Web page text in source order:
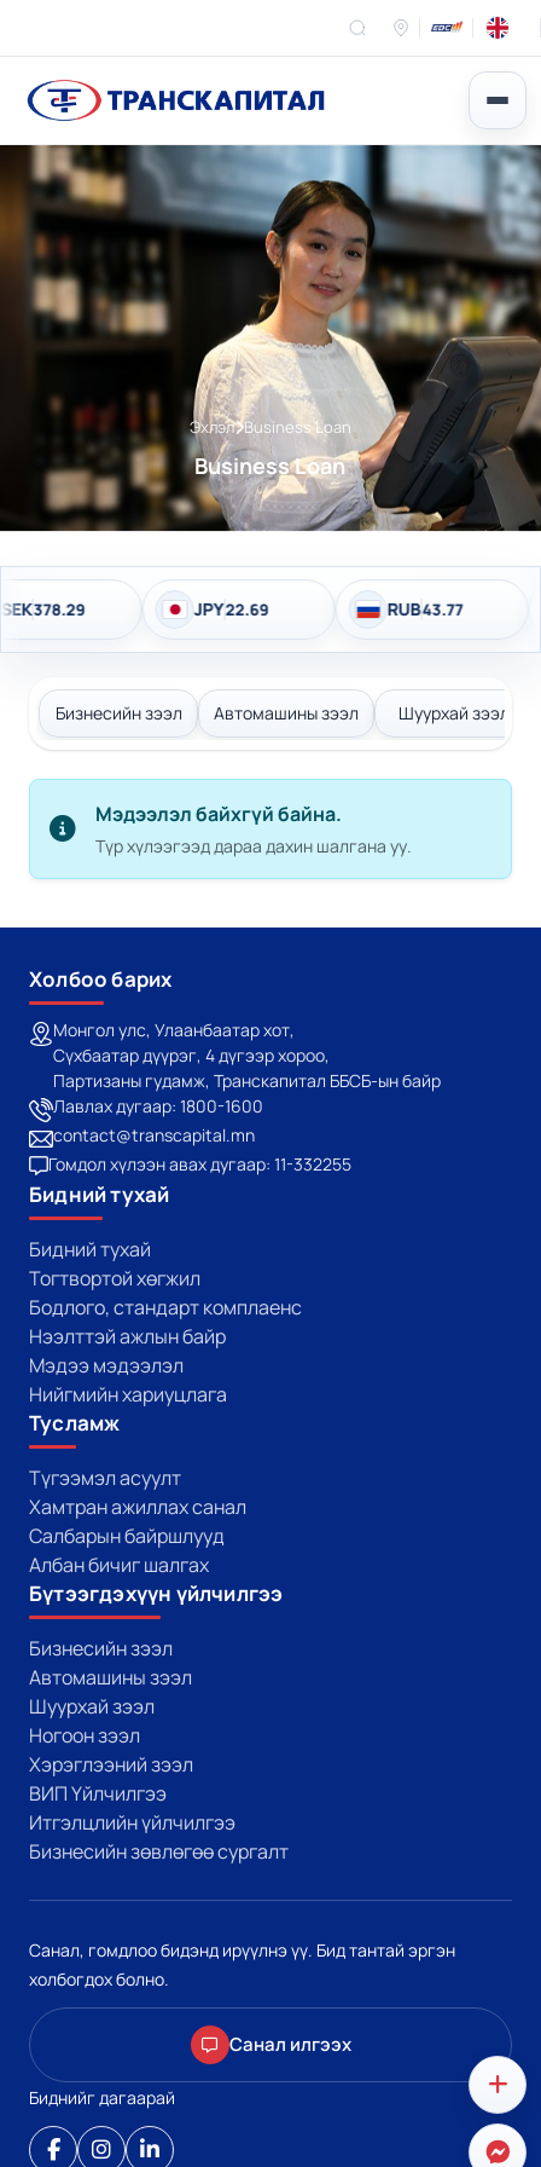
Эхлэл Business Loan
Business Loan
JPY 22.69 RUB43.77
Бизнесийн зээл Автомашины зээл Шуурхай зээл
Мэдээлэл байхгүй байна.
Түр хүлээгээд дараа дахин шалгана уу.
Холбоо барих
Монгол улс, Улаанбаатар хот,
Сүхбаатар дүүрэг, 4 дүгээр хороо,
Партизаны гудамж, Транскапитал ББСБ-ын байр
Лавлах дугаар: 1800-1600
contact@transcapital.mn
Гомдол хүлээн авах дугаар: 11-332255
Бидний тухай
Бидний тухай
Тогтвортой хөгжил
Бодлого, стандарт комплаенс
Нээлттэй ажлын байр
Мэдээ мэдээлэл
Нийгмийн хариуцлага
Тусламж
Түгээмэл асуулт
Хамтран ажиллах санал
Салбарын байршлууд
Албан бичиг шалгах
Бүтээгдэхүүн үйлчилгээ
Бизнесийн зээл
Автомашины зээл
Шуурхай зээл
Ногоон зээл
Хэрэглээний зээл
ВИП Үйлчилгээ
Итгэлцлийн үйлчилгээ
Бизнесийн зөвлөгөө сургалт
Санал, гомдлоо бидэнд ирүүлнэ үү. Бид тантай эргэн
холбогдох болно.
Санал илгээх
Биднийг дагаарай